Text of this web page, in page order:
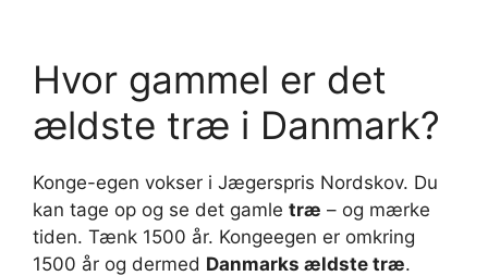
Hvor gammel er det
ældste træ i Danmark?
Konge-egen vokser i Jægerspris Nordskov. Du
kan tage op og se det gamle træ – og mærke
tiden. Tænk 1500 år. Kongeegen er omkring
1500 år og dermed Danmarks ældste træ.